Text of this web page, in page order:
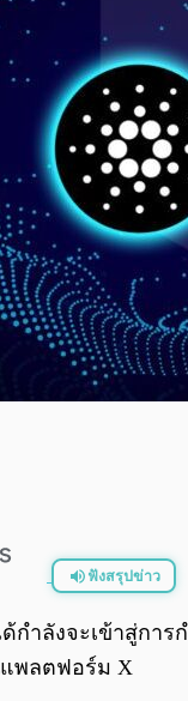
ฟังสรุปข่าว
กำลังจะเข้าสู่กา
แพลตฟอร์ม X